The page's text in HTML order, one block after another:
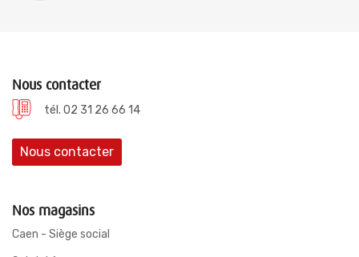
Nous contacter
tél. 02 31 26 66 14
Nous contacter
Nos magasins
Caen - Siège social